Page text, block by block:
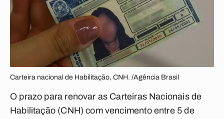
Carteira nacional de Habilitação, CNH. /Agência Brasil
O prazo para renovar as Carteiras Nacionais de
Habilitação (CNH) com vencimento entre 5 de